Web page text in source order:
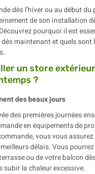
dès l’hiver ou au début
de son installation
pourquoi il est
maintenant et quels sont
un store
?
des beaux jours
des premières journées
en équipements de
vous vous assurez
délais. Vous
ou de votre balcon
subir la chaleur excessive.